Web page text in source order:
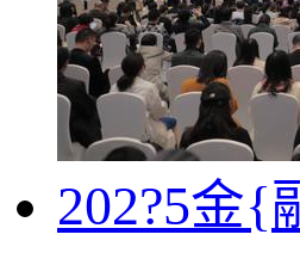
202?5金